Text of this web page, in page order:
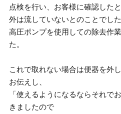
点検を行い、お客様に確認した
外は流していないとのことでした
高圧ポンプを使用しての除去作
た。
これで取れない場合は便器を外
お伝えし、
「使えるようになるならそれで
きましたので